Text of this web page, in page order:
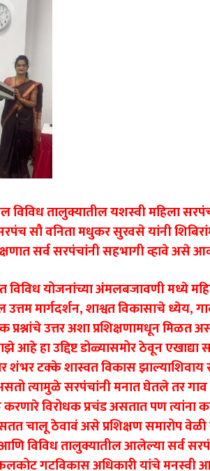
विविध तालुक्यातील यशस्वी महिला
सौ वनिता मधुकर सुरवसे यांनी
सर्व सरपंचांनी सहभागी व्हावे असे
विविध योजनांच्या अंमलबजावणी मध्ये
मार्गदर्शन, शाश्वत विकासाचे ध्येय,
उत्तर अशा प्रशिक्षणामधून मिळत
हा उद्दिष्ट डोळ्यासमोर ठेवून
शंभर टक्के शास्वत विकास झाल्याशिवाय
त्यामुळे सरपंचांनी मनात घेतले तर
विरोधक प्रचंड असतात पण
सतत चालू ठेवावं असे प्रशिक्षण समारोप
विविध तालुक्यातील आलेल्या सर्व
गटविकास अधिकारी यांचे मनस्वी